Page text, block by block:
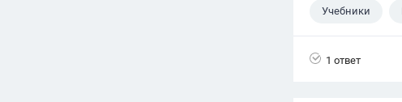
Учебники
1 ответ